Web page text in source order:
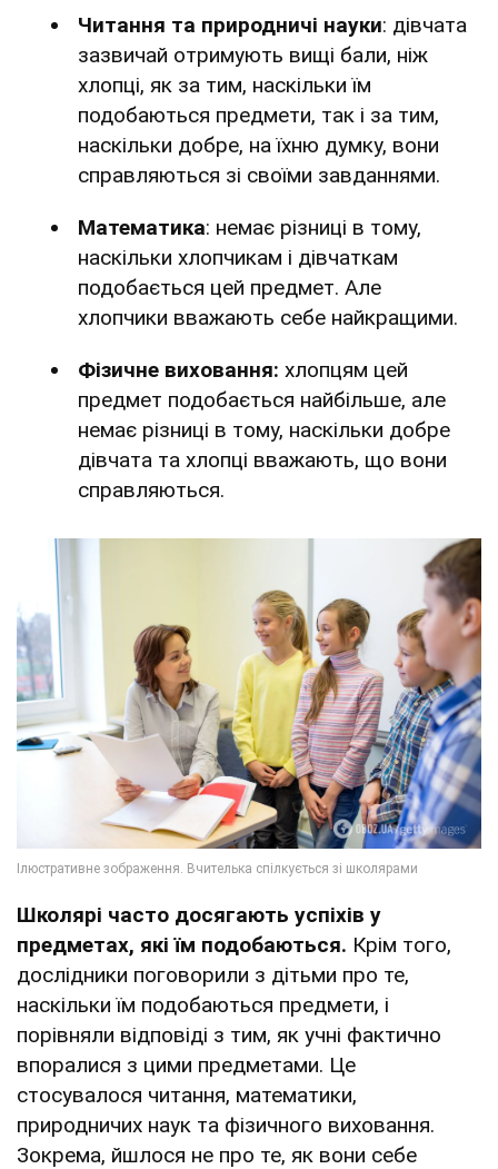
Читання та природничі науки: дівчата
зазвичай отримують вищі бали, ніж
хлопці, як за тим, наскільки їм
подобаються предмети, так і за тим,
наскільки добре, на їхню думку, вони
справляються зі своїми завданнями.
Математика: немає різниці в тому,
наскільки хлопчикам і дівчаткам
подобається цей предмет. Але
хлопчики вважають себе найкращими.
Фізичне виховання: хлопцям цей
предмет подобається найбільше, але
немає різниці в тому, наскільки добре
дівчата та хлопці вважають, що вони
справляються.
Школярі часто досягають успіхів у
предметах, які їм подобаються. Крім того,
дослідники поговорили з дітьми про те,
наскільки їм подобаються предмети, і
порівняли відповіді з тим, як учні фактично
впоралися з цими предметами. Це
стосувалося читання, математики,
природничих наук та фізичного виховання.
Зокрема, йшлося не про те, як вони себе